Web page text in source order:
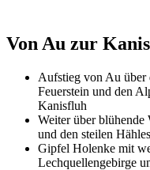
Von Au zur
Aufstieg von Au über
Feuerstein und den
Kanisfluh
Weiter über blühende
und den steilen
Gipfel Holenke mit
Lechquellengebirge